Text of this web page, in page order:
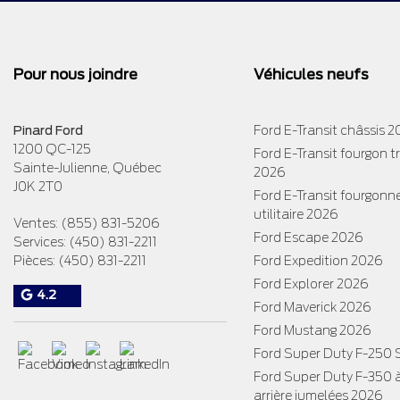
Pour nous joindre
Pinard Ford
1200 QC-125
Sainte-Julienne Québec
J0K 2T0
Ventes: (855) 831-5206
Services: (450) 831-2211
Pièces: (450) 831-2211
4.2
Véhicules neufs
Ford E-Transit châssis
Ford E-Transit fourgon
2026
Ford E-Transit
utilitaire 2026
Ford Escape 2026
Ford Expedition 2026
Ford Explorer 2026
Ford Maverick 2026
Ford Mustang 2026
Ford Super Duty F-250
Ford Super Duty F-350
arrière jumelées 2026